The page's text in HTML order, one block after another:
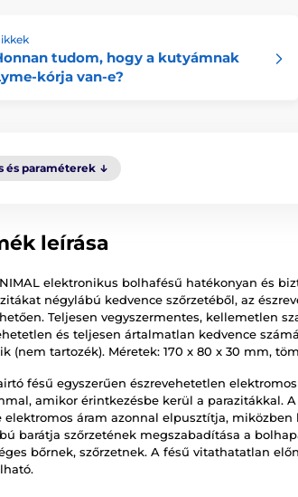
tudom, hogy a kutyámnak
kórja van-e?
és paraméterek
leírása
elektronikus bolhafésű hatékonyan és
négylábú kedvence szőrzetéből, az
Teljesen vegyszermentes, kellemetlen
és teljesen ártalmatlan kedvence
(nem tartozék). Méretek: 170 x 80 x 30 mm,
fésű egyszerűen észrevehetetlen
amikor érintkezésbe kerül a parazitákkal.
elektromos áram azonnal elpusztítja, miközben
barátja szőrzetének megszabadítása a
bőrnek, szőrzetnek. A fésű vitathatatlan